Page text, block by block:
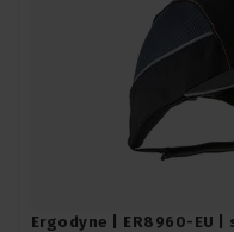
Ergodyne | ER8960-EU